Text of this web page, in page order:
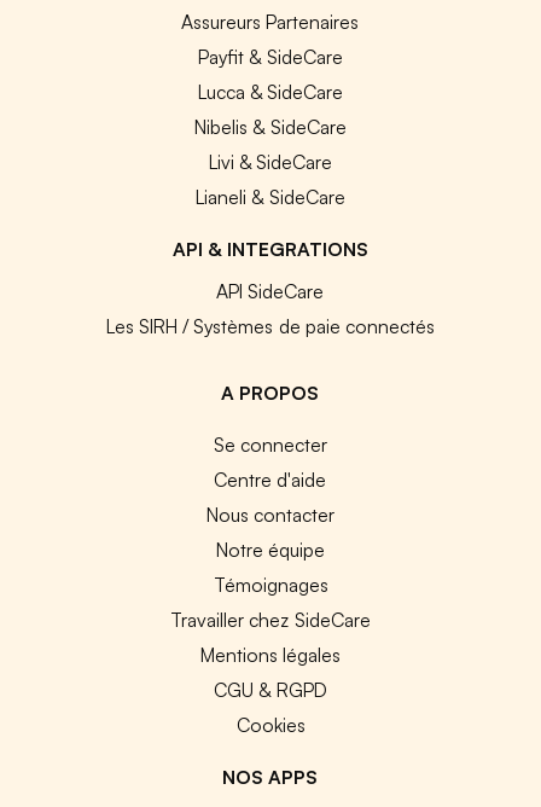
Assureurs Partenaires
Payfit & SideCare
Lucca & SideCare
Nibelis & SideCare
Livi & SideCare
Lianeli & SideCare
API & INTEGRATIONS
API SideCare
Les SIRH / Systèmes de paie connectés
A PROPOS
Se connecter
Centre d'aide
Nous contacter
Notre équipe
Témoignages
Travailler chez SideCare
Mentions légales
CGU & RGPD
Cookies
NOS APPS